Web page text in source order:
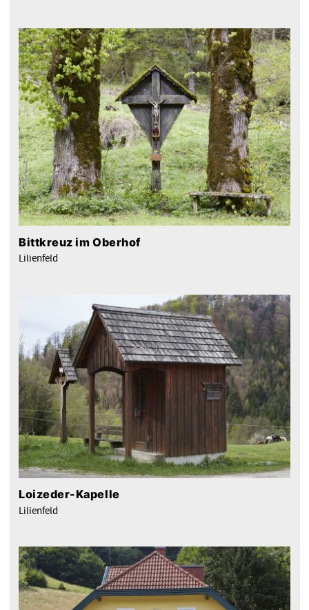
Bittkreuz im Oberhof
Lilienfeld
Loizeder-Kapelle
Lilienfeld